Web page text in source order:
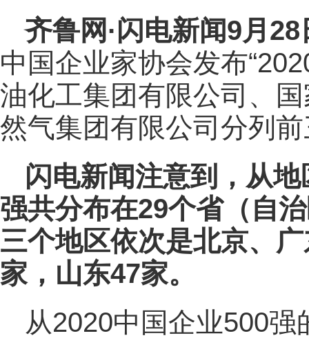
齐鲁网 ·闪电新闻9月28
中国企业家协会发布
油化工集团有限公司、
然气集团有限公司分列
闪电新闻注意到，从
强共分布在29个省（自
三个地区依次是北京、
家，山东47家。
从2020中国企业500